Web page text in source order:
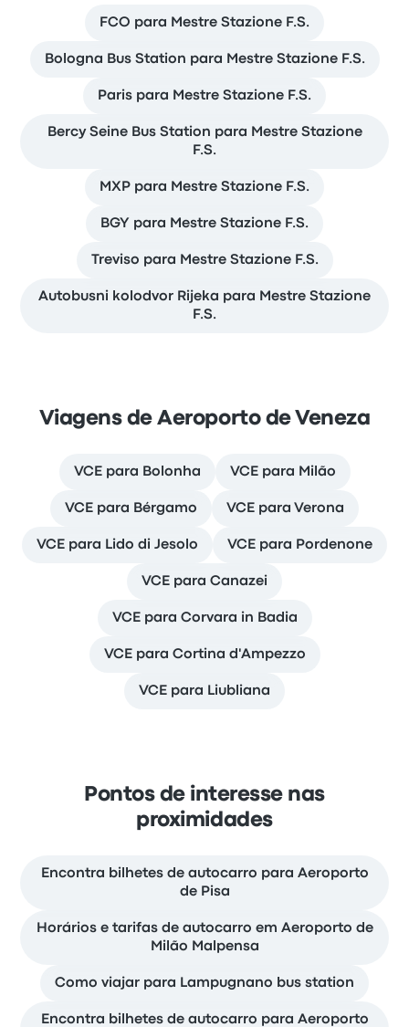
FCO para Mestre Stazione F.S.
Bologna Bus Station para Mestre Stazione F.S.
Paris para Mestre Stazione F.S.
Bercy Seine Bus Station para Mestre Stazione
F.S.
MXP para Mestre Stazione F.S.
BGY para Mestre Stazione F.S.
Treviso para Mestre Stazione F.S.
Autobusni kolodvor Rijeka para Mestre Stazione
F.S.
Viagens de Aeroporto de Veneza
VCE para Bolonha VCE para Milão
VCE para Bérgamo VCE para Verona
VCE para Lido di Jesolo VCE para Pordenone
VCE para Canazei
VCE para Corvara in Badia
VCE para Cortina d'Ampezzo
VCE para Liubliana
Pontos de interesse nas
proximidades
Encontra bilhetes de autocarro para Aeroporto
de Pisa
Horários e tarifas de autocarro em Aeroporto de
Milão Malpensa
Como viajar para Lampugnano bus station
Encontra bilhetes de autocarro para Aeroporto